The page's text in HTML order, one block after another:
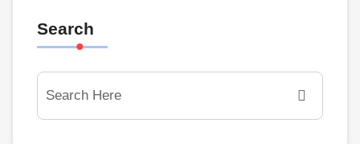
Search